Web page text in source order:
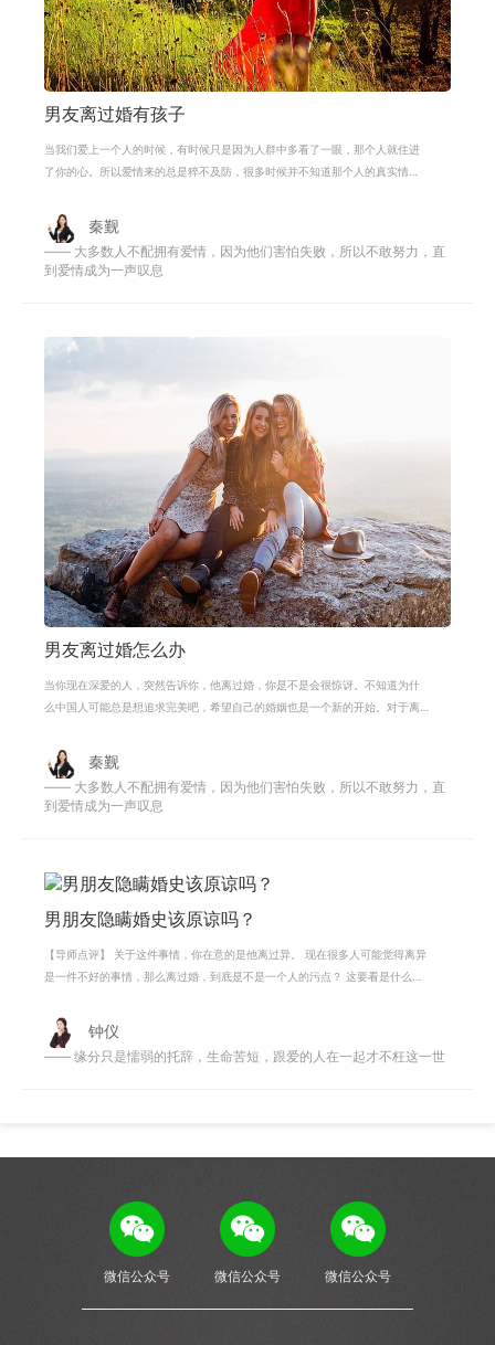
男友离过婚有孩子
当我们爱上一个人的时候，有时候只是因为人群中多看了一眼，那个人就住进
了你的心。所以爱情来的总是猝不及防，很多时候并不知道那个人的真实情
秦觐
—— 大多数人不配拥有爱情，因为他们害怕失败，所以不敢努力，直
到爱情成为一声叹息
男友离过婚怎么办
当你现在深爱的人，突然告诉你，他离过婚，你是不是会很惊讶。不知道为什
么中国人可能总是想追求完美吧，希望自己的婚姻也是一个新的开始。对于离
秦觐
—— 大多数人不配拥有爱情，因为他们害怕失败，所以不敢努力，直
到爱情成为一声叹息
男朋友隐瞒婚史该原谅吗？
【导师点评】 关于这件事情，你在意的是他离过异。 现在很多人可能觉得离异
是一件不好的事情，那么离过婚，到底是不是一个人的污点？ 这要看是什么原
钟仪
—— 缘分只是懦弱的托辞，生命苦短，跟爱的人在一起才不枉这一世
微信公众号 微信公众号 微信公众号